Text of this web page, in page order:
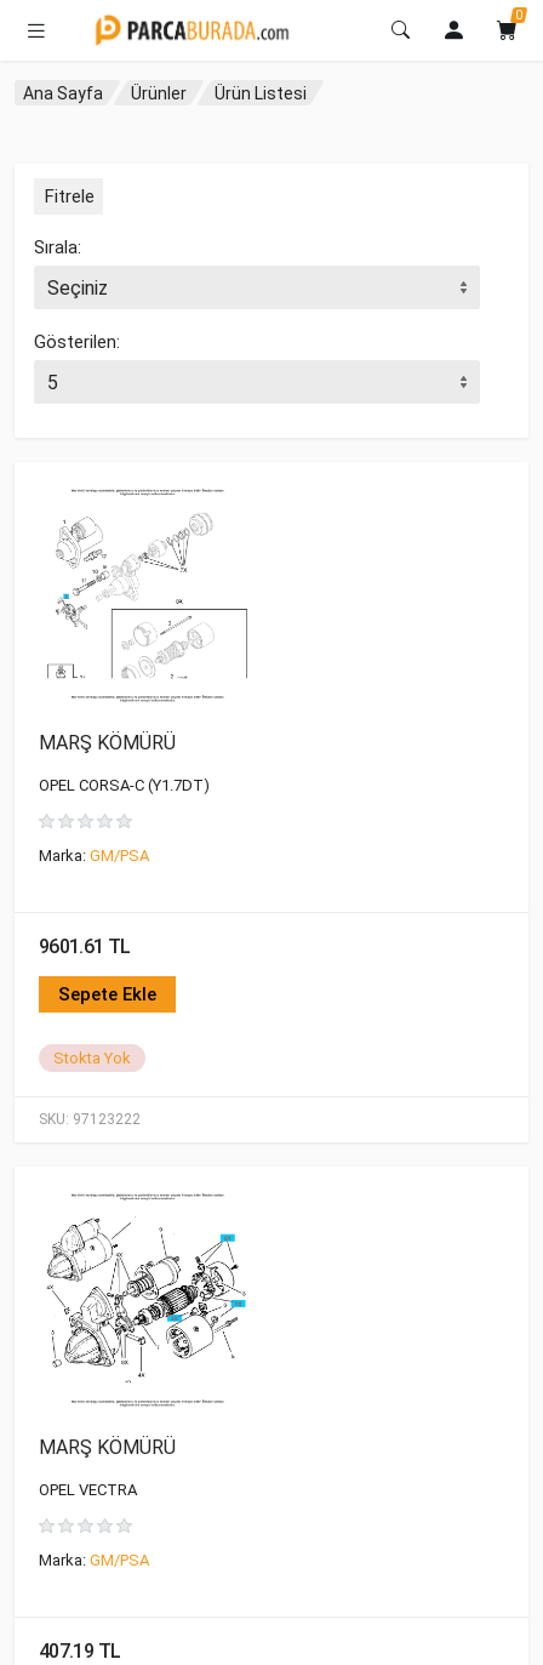
0
Ana Sayfa Ürünler Ürün Listesi
Fitrele
Sırala:
Gösterilen:
SKU: 97123222
MARŞ KÖMÜRÜ
OPEL CORSA-C (Y1.7DT)
Marka: GM/PSA
9601.61 TL
Sepete Ekle
Stokta Yok
MARŞ KÖMÜRÜ
OPEL VECTRA
Marka: GM/PSA
407.19 TL